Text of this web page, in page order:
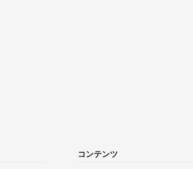
コンテンツ